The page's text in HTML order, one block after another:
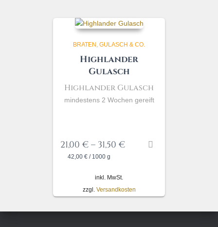
BRATEN, GULASCH & CO.
Highlander
Gulasch
Highlander Gulasch
mindestens 2 Wochen gereift
21,00 € – 31,50 €
42,00 € / 1000 g
inkl. MwSt.
zzgl. Versandkosten